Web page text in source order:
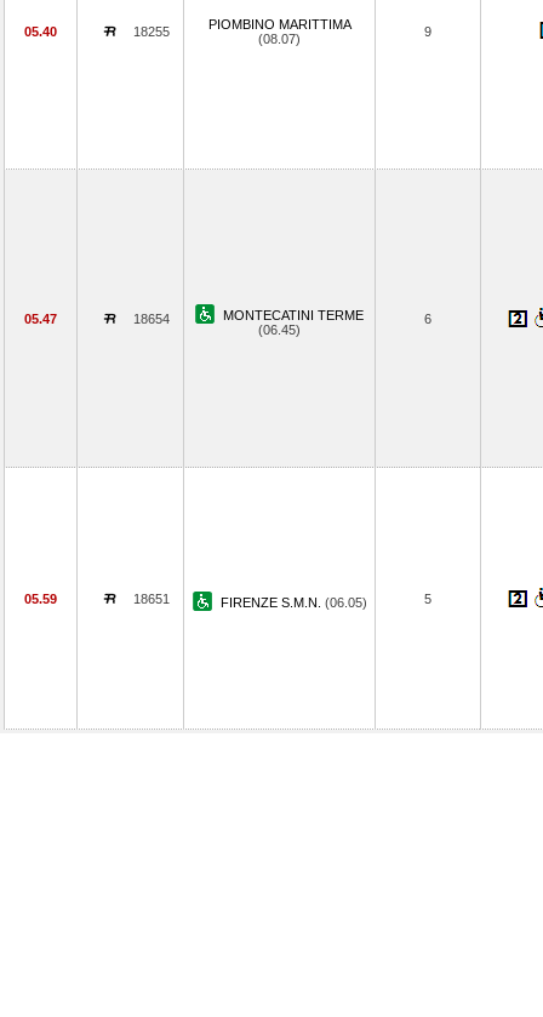
05.40 18255
PIOMBINO MARITTIMA
(08.07)
9
05.47 18654
MONTECATINI TERME
(06.45)
6
05.59 18651 FIRENZE S.M.N. (06.05) 5